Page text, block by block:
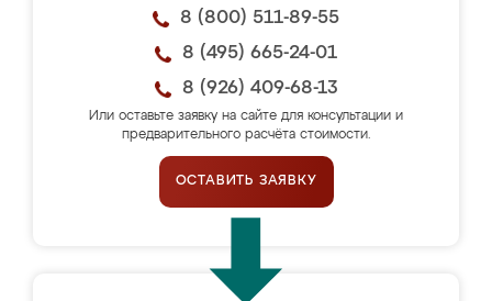
8 (800) 511-89-55
8 (495) 665-24-01
8 (926) 409-68-13
Или оставьте заявку на сайте для консультации и
предварительного расчёта стоимости.
ОСТАВИТЬ ЗАЯВКУ